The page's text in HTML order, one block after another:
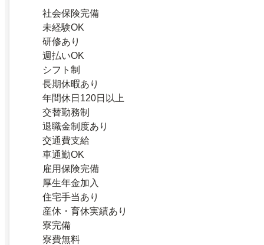
社会保険完備
未経験OK
研修あり
週払いOK
シフト制
長期休暇あり
年間休日120日以上
交替勤務制
退職金制度あり
交通費支給
車通勤OK
雇用保険完備
厚生年金加入
住宅手当あり
産休・育休実績あり
寮完備
寮費無料